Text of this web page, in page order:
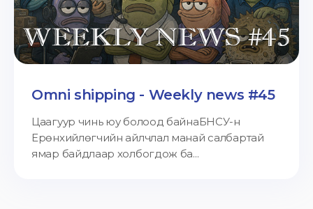
Omni shipping - Weekly news #45
Цаагуур чинь юу болоод байнаБНСУ-н
Ерөнхийлөгчийн айлчлал манай салбартай
ямар байдлаар холбогдож ба...